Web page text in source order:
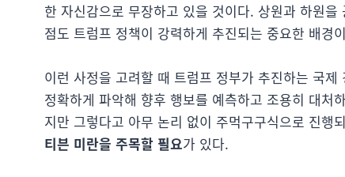
한 자신감으로 무장하고 있을 것이다. 상원과 하원
점도 트럼프 정책이 강력하게 추진되는 중요한 배경
이런 사정을 고려할 때 트럼프 정부가 추진하는 국
정확하게 파악해 향후 행보를 예측하고 조용히 대처
지만 그렇다고 아무 논리 없이 주먹구구식으로 진행
티븐 미란을 주목할 필요가 있다.